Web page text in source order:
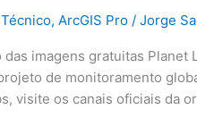
, ArcGIS Pro / Jorge
imagens gratuitas
de monitoramento
visite os canais oficiais da